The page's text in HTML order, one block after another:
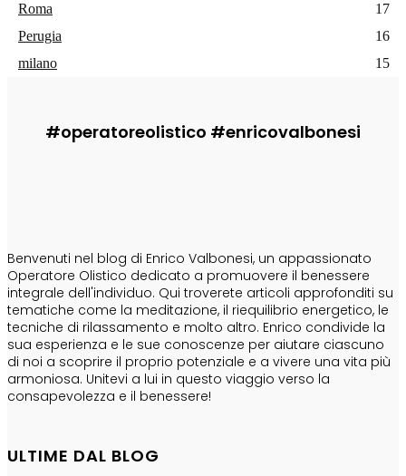
Roma
17
Perugia
16
milano
15
#operatoreolistico #enricovalbonesi
Benvenuti nel blog di Enrico Valbonesi, un appassionato
Operatore Olistico dedicato a promuovere il benessere
integrale dell'individuo. Qui troverete articoli approfonditi su
tematiche come la meditazione, il riequilibrio energetico, le
tecniche di rilassamento e molto altro. Enrico condivide la
sua esperienza e le sue conoscenze per aiutare ciascuno
di noi a scoprire il proprio potenziale e a vivere una vita più
armoniosa. Unitevi a lui in questo viaggio verso la
consapevolezza e il benessere!
ULTIME DAL BLOG